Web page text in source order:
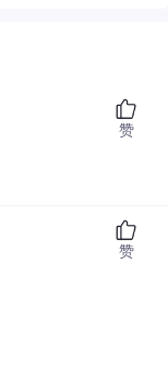
赞
赞